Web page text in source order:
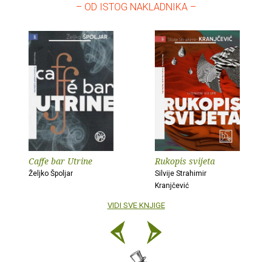
– OD ISTOG NAKLADNIKA –
Caffe bar Utrine
Željko Špoljar
Rukopis svijeta
Silvije Strahimir
Kranjčević
VIDI SVE KNJIGE